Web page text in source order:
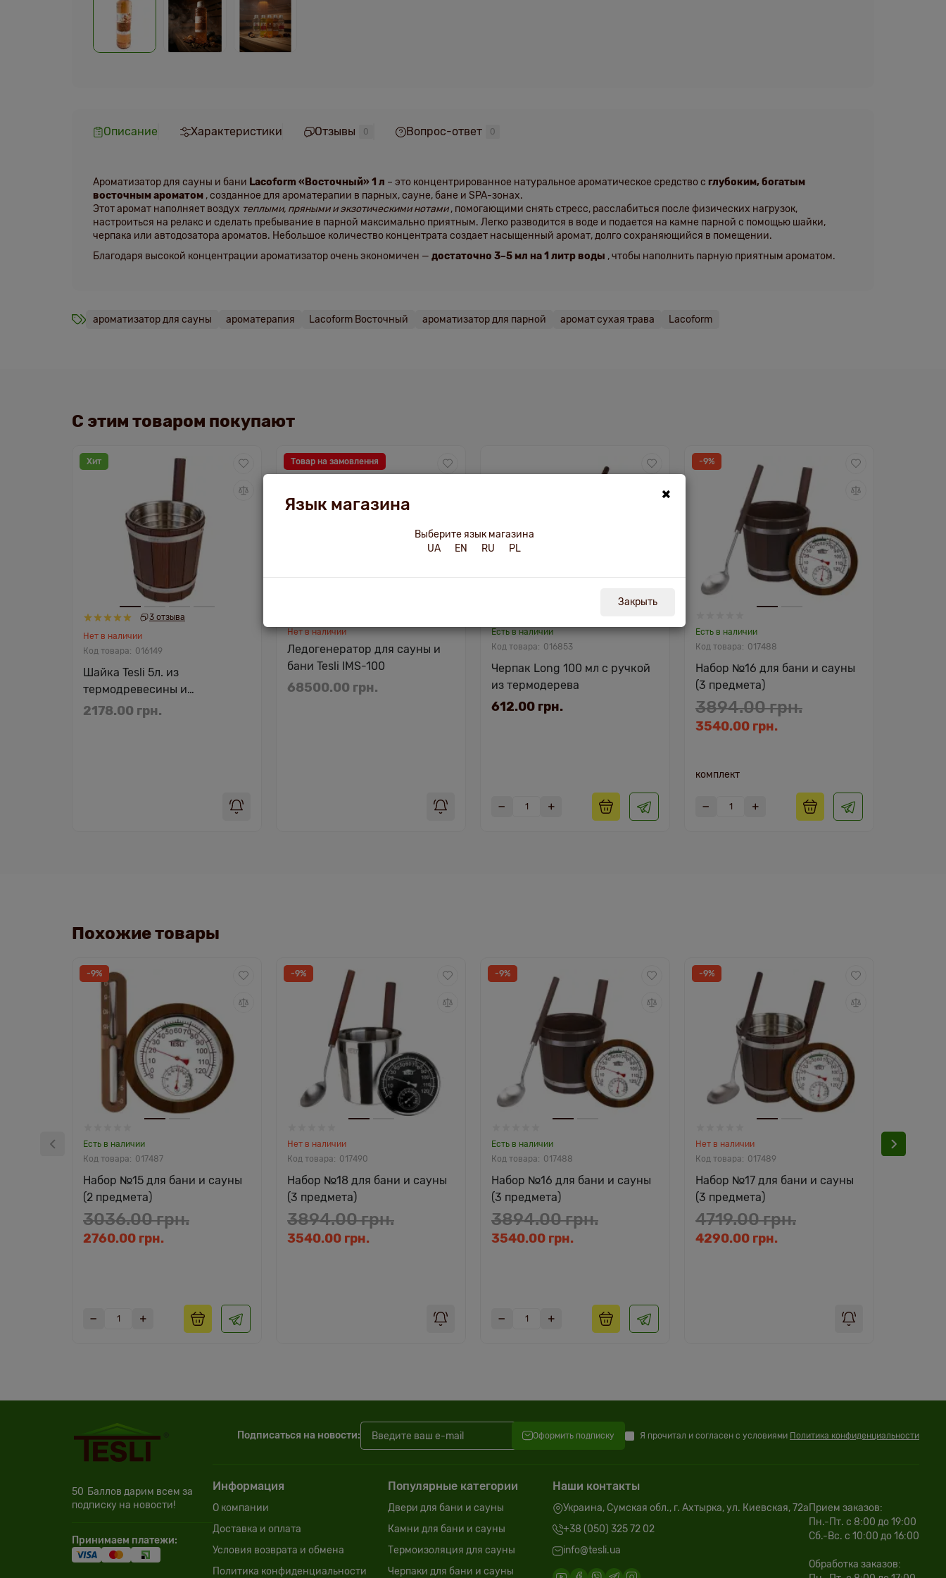
×
Язык магазина
Выберите язык магазина
UA
EN RU PL
Закрыть
Описание Характеристики Отзывы 0 Вопрос-ответ 0
Ароматизатор для сауны и бани Lacoform «Восточный» 1 л – это концентрированное натуральное ароматическое средство с глубоким, богатым
восточным ароматом , созданное для ароматерапии в парных, сауне, бане и SPA-зонах.
Этот аромат наполняет воздух теплыми, пряными и экзотическими нотами, помогающими снять стресс, расслабиться после физических нагрузок,
настроиться на релакс и сделать пребывание в парной максимально приятным. Легко разводится в воде и подается на камне парной с помощью шайки,
черпака или автодозатора ароматов. Небольшое количество концентрата создает насыщенный аромат, долго сохраняющийся в помещении.
Благодаря высокой концентрации ароматизатор очень экономичен — достаточно 3–5 мл на 1 литр воды , чтобы наполнить парную приятным ароматом.
ароматизатор для сауны ароматерапия Lacoform Восточный ароматизатор для парной аромат сухая трава Lacoform
С этим товаром покупают
Хит
3 отзыва
Нет в наличии
016149
Шайка Tesli 5л. из
термодревесины и
нержавеющей вставкой
2178.00 грн.
Товар на замовлення
Нет в наличии
Ледогенератор для сауны и
бани Tesli IMS-100
68500.00 грн.
Есть в наличии
016853
Черпак Long 100 мл с ручкой
из термодерева
612.00 грн.
-9%
Есть в наличии
017488
Набор №16 для бани и сауны
(3 предмета)
3894.00 грн.
3540.00 грн.
комплект
Похожие товары
-9%
Есть в наличии
017487
Набор №15 для бани и сауны
(2 предмета)
3036.00 грн.
2760.00 грн.
-9%
Нет в наличии
017490
Набор №18 для бани и сауны
(3 предмета)
3894.00 грн.
3540.00 грн.
-9%
Есть в наличии
017488
Набор №16 для бани и сауны
(3 предмета)
3894.00 грн.
3540.00 грн.
-9%
Нет в наличии
017489
Набор №17 для бани и сауны
(3 предмета)
4719.00 грн.
4290.00 грн.
50 Баллов дарим всем за
подписку на новости!
Принимаем платежи:
Подписаться на новости: Оформить подписку Я прочитал и согласен с условиями Политика конфиденциальности
Информация
О компании
Доставка и оплата
Условия возврата и обмена
Политика конфиденциальности
Популярные категории
Двери для бани и сауны
Камни для бани и сауны
Термоизоляция для сауны
Черпаки для бани и сауны
Наши контакты
Украина, Сумская обл., г. Ахтырка, ул. Киевская, 72а
+38 (050) 325 72 02
info@tesli.ua
Прием заказов:
Пн.-Пт. с 8:00 до 19:00
Сб.-Вс. с 10:00 до 16:00
Обработка заказов: